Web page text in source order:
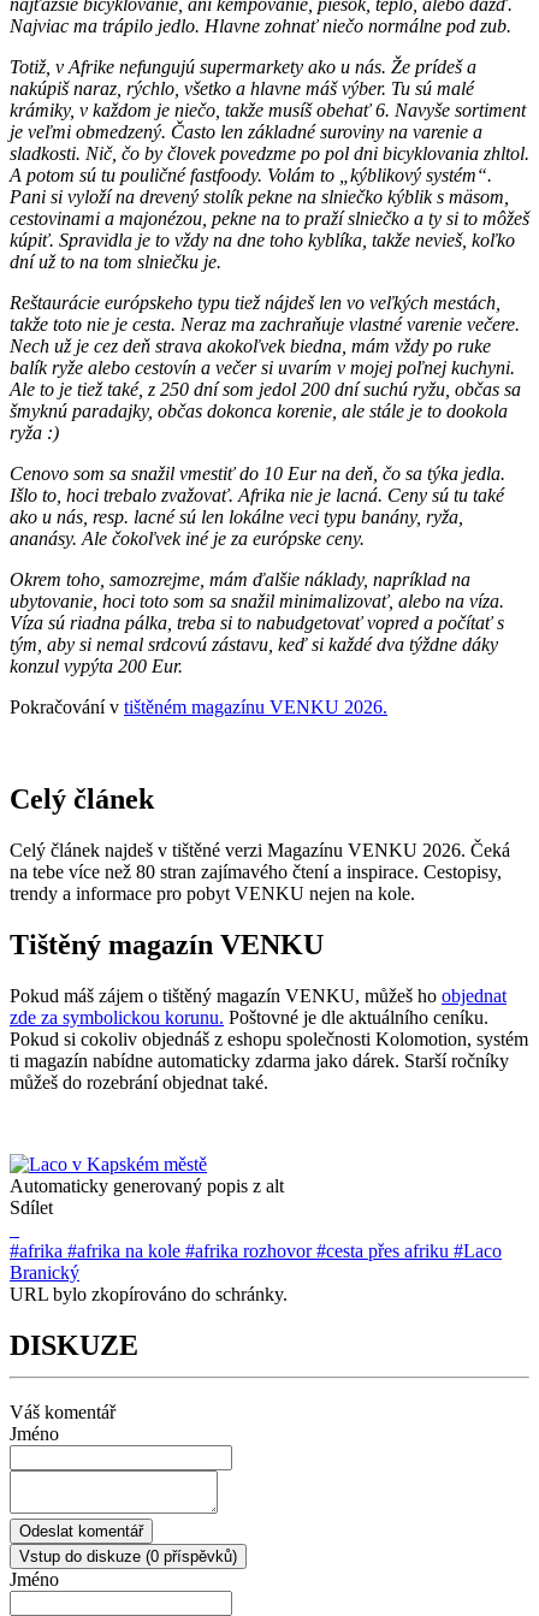
najťažšie bicyklovanie, ani kempovanie, piesok, teplo, alebo dážď.
Najviac ma trápilo jedlo. Hlavne zohnať niečo normálne pod zub.
Totiž, v Afrike nefungujú supermarkety ako u nás. Že prídeš a
nakúpiš naraz, rýchlo, všetko a hlavne máš výber. Tu sú malé
krámiky, v každom je niečo, takže musíš obehať 6. Navyše sortiment
je veľmi obmedzený. Často len základné suroviny na varenie a
sladkosti. Nič, čo by človek povedzme po pol dni bicyklovania zhltol.
A potom sú tu pouličné fastfoody. Volám to „kýblikový systém“.
Pani si vyloží na drevený stolík pekne na slniečko kýblik s mäsom,
cestovinami a majonézou, pekne na to praží slniečko a ty si to môžeš
kúpiť. Spravidla je to vždy na dne toho kyblíka, takže nevieš, koľko
dní už to na tom slniečku je.
Reštaurácie európskeho typu tiež nájdeš len vo veľkých mestách,
takže toto nie je cesta. Neraz ma zachraňuje vlastné varenie večere.
Nech už je cez deň strava akokoľvek biedna, mám vždy po ruke
balík ryže alebo cestovín a večer si uvarím v mojej poľnej kuchyni.
Ale to je tiež také, z 250 dní som jedol 200 dní suchú ryžu, občas sa
šmyknú paradajky, občas dokonca korenie, ale stále je to dookola
ryža :)
Cenovo som sa snažil vmestiť do 10 Eur na deň, čo sa týka jedla.
Išlo to, hoci trebalo zvažovať. Afrika nie je lacná. Ceny sú tu také
ako u nás, resp. lacné sú len lokálne veci typu banány, ryža,
ananásy. Ale čokoľvek iné je za európske ceny.
Okrem toho, samozrejme, mám ďalšie náklady, napríklad na
ubytovanie, hoci toto som sa snažil minimalizovať, alebo na víza.
Víza sú riadna pálka, treba si to nabudgetovať vopred a počítať s
tým, aby si nemal srdcovú zástavu, keď si každé dva týždne dáky
konzul vypýta 200 Eur.
Pokračování v tištěném magazínu VENKU 2026.
Celý článek
Celý článek najdeš v tištěné verzi Magazínu VENKU 2026. Čeká
na tebe více než 80 stran zajímavého čtení a inspirace. Cestopisy,
trendy a informace pro pobyt VENKU nejen na kole.
Tištěný magazín VENKU
Pokud máš zájem o tištěný magazín VENKU, můžeš ho objednat
zde za symbolickou korunu. Poštovné je dle aktuálního ceníku.
Pokud si cokoliv objednáš z eshopu společnosti Kolomotion, systém
ti magazín nabídne automaticky zdarma jako dárek. Starší ročníky
můžeš do rozebrání objednat také.
Automaticky generovaný popis z alt
Sdílet
#afrika #afrika na kole #afrika rozhovor#cesta přes afriku #Laco
Branický
URL bylo zkopírováno do schránky.
DISKUZE
Váš komentář
Jméno
Odeslat komentář
Vstup do diskuze (0 příspěvků)
Jméno